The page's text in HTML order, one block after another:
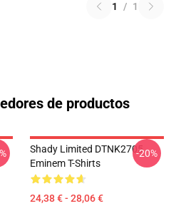
1 / 1
de productos
Shady Limited DTNK2705
Eminem T-Shirts
24,38 € - 28,06 €
-20%